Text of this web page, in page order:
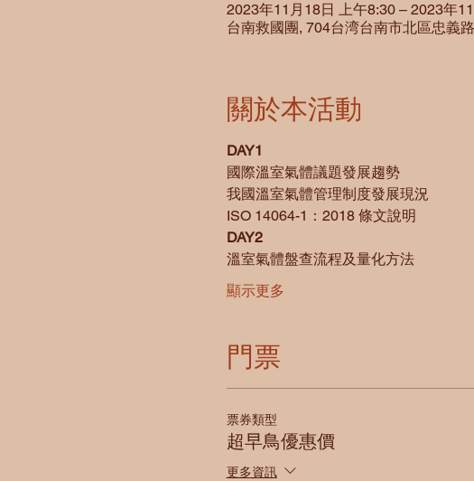
2023年11月18日 上午8:30 – 2023年
台南救國團, 704台湾台南市北區忠義
關於本活動
DAY1
國際溫室氣體議題發展趨勢
我國溫室氣體管理制度發展現況
ISO 14064-1：2018 條文說明
DAY2
溫室氣體盤查流程及量化方法
顯示更多
門票
票券類型
超早鳥優惠價
更多資訊